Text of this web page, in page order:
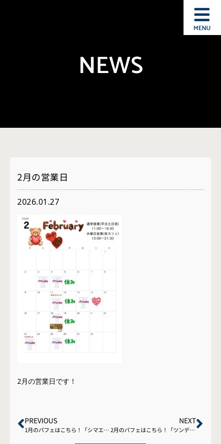
MENU
NEWS
2月の営業日
2026.01.27
2月の営業日です！
PREVIOUS
1月のパフェはこちら！「シマエナガさんのツリーパフェ」
NEXT
2月のパフェはこちら！「ツンデレねこのバレンタインパフェ」